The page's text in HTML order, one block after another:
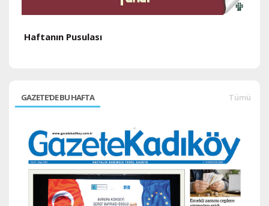
Haftanın Pusulası
GAZETE'DE BU HAFTA Tümü